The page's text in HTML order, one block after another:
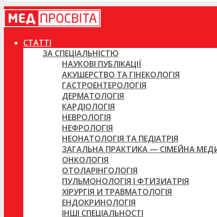
СТАТТІ
ЗА СПЕЦІАЛЬНІСТЮ
НАУКОВІ ПУБЛІКАЦІЇ
АКУШЕРСТВО ТА ГІНЕКОЛОГІЯ
ГАСТРОЕНТЕРОЛОГІЯ
ДЕРМАТОЛОГІЯ
КАРДІОЛОГІЯ
НЕВРОЛОГІЯ
НЕФРОЛОГІЯ
НЕОНАТОЛОГІЯ ТА ПЕДІАТРІЯ
ЗАГАЛЬНА ПРАКТИКА — СІМЕЙНА
ОНКОЛОГІЯ
ОТОЛАРІНГОЛОГІЯ
ПУЛЬМОНОЛОГІЯ І ФТИЗИАТРІЯ
ХІРУРГІЯ И ТРАВМАТОЛОГІЯ
ЕНДОКРИНОЛОГІЯ
ІНШІ СПЕЦІАЛЬНОСТІ